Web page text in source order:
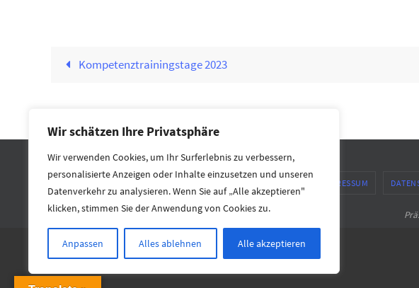
Wir schätzen Ihre Privatsphäre
Wir verwenden Cookies, um Ihr Surferlebnis zu verbessern,
personalisierte Anzeigen oder Inhalte einzusetzen und unseren
Datenverkehr zu analysieren. Wenn Sie auf „Alle akzeptieren"
klicken, stimmen Sie der Anwendung von Cookies zu.
Anpassen Alles ablehnen Alle akzeptieren
Kompetenztrainingstage 2023
IMPRESSUM